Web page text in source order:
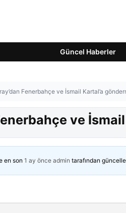
Güncel Haberler
Fenerbahçe ve İsmail Kartal’a
ve
en son 1 ay önce admin tarafından